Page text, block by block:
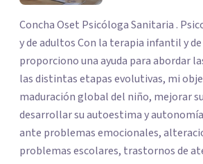
Concha Oset Psicóloga Sanitaria .
y de adultos Con la terapia infantil y de adolescentes
proporciono una ayuda para abordar las dificultades en
las distintas etapas evolutivas, mi
maduración global del niño, mejorar su comunicación y
desarrollar su autoestima y autonomía. Te puedo
ante problemas emocionales,
problemas escolares, trastornos de